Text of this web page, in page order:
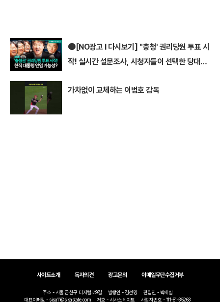
🔴[NO광고 I 다시보기] ''충청' 권리당원 투표 시
작! 실시간 설문조사, 시청자들이 선택한 당대표
가차없이 교체하는 이범호 감독
사이트소개 독자의견 광고문의 이메일무단수집거부
주소 - 서울 금천구 디지털로9길 발행인 - 김선명
편집인 - 박재필
대표이메일 - sisa11@sisastate.com
제호 - 시사스테이트 사업자번호 - 111-81-35263